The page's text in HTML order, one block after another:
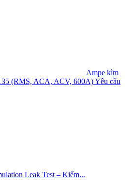
Ampe kìm
(RMS, ACA, ACV, 600A)Yêu cầu
Leak Test – Kiểm...